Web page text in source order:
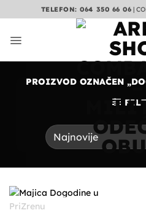
na
TELEFON: 064 350 66 06 |
PROIZVOD OZNAČEN